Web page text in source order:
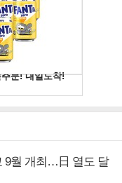
9월 개최…日 열도 달